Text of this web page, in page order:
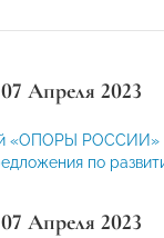
07 Апреля 2023
«ОПОРЫ РОССИИ»
по
07 Апреля 2023